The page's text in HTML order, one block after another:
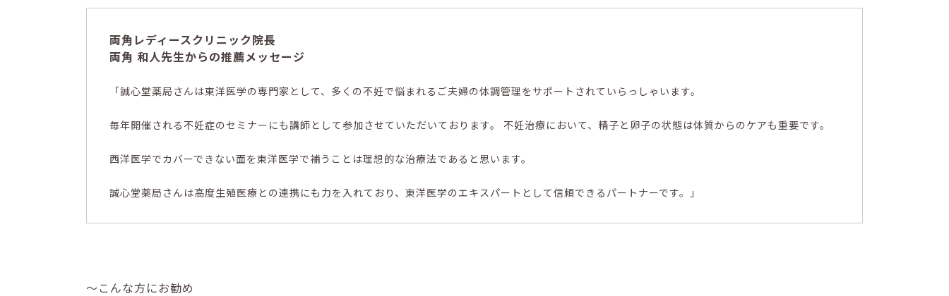
両角レディースクリニック院長
両角 和人先生からの推薦メッセージ
「誠心堂薬局さんは東洋医学の専門家として、多くの不妊で悩まれるご夫婦の体調管理をサポートされていらっしゃいます。
毎年開催される不妊症のセミナーにも講師として参加させていただいております。 不妊治療において、精子と卵子の状態は体質からのケアも重要です。
西洋医学でカバーできない面を東洋医学で補うことは理想的な治療法であると思います。
誠心堂薬局さんは高度生殖医療との連携にも力を入れており、東洋医学のエキスパートとして信頼できるパートナーです。」
～こんな方にお勧め